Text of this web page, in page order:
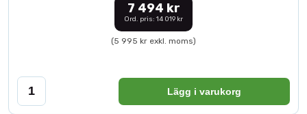
7 494 kr
Ord. pris: 14 019 kr
(5 995 kr exkl. moms)
Lägg i varukorg